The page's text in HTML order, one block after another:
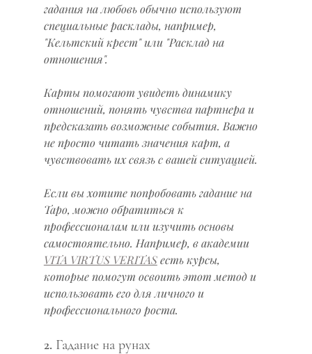
гадания на любовь обычно используют
специальные расклады, например,
"Кельтский крест" или "Расклад на
отношения".
Карты помогают увидеть динамику
отношений, понять чувства партнера и
предсказать возможные события. Важно
не просто читать значения карт, а
чувствовать их связь с вашей ситуацией.
Если вы хотите попробовать гадание на
Таро, можно обратиться к
профессионалам или изучить основы
самостоятельно. Например, в академии
VITA VIRTUS VERITAS есть курсы,
которые помогут освоить этот метод и
использовать его для личного и
профессионального роста.
2. Гадание на рунах